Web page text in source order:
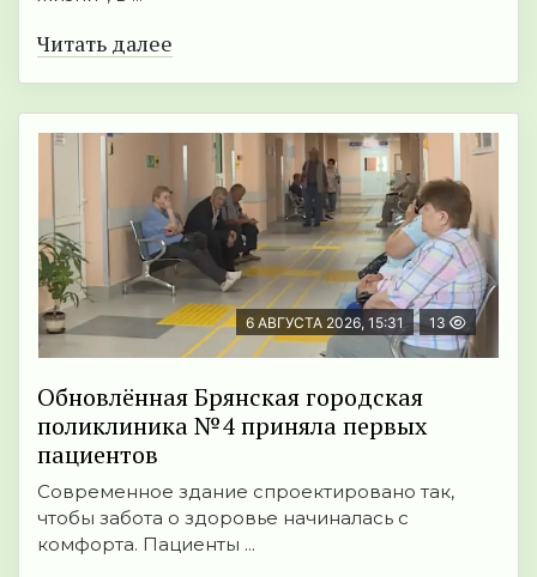
Читать далее
6 АВГУСТА 2026, 15:31 13
Обновлённая Брянская городская
поликлиника №4 приняла первых
пациентов
Современное здание спроектировано так,
чтобы забота о здоровье начиналась с
комфорта. Пациенты ...